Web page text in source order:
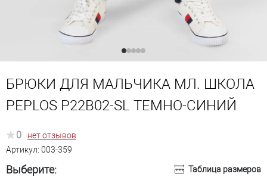
БРЮКИ ДЛЯ МАЛЬЧИКА МЛ. ШКОЛА
PEPLOS P22B02-SL ТЕМНО-СИНИЙ
0
нет отзывов
Артикул: 003-359
Выберите: Таблица размеров